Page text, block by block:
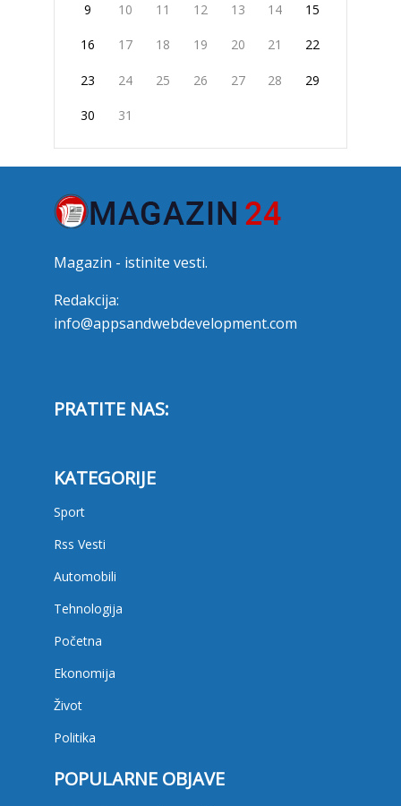
9 10 11 12 13 14 15
16 17 18 19 20 21 22
23 24 25 26 27 28 29
30 31
Magazin - istinite vesti.
Redakcija:
info@appsandwebdevelopment.com
PRATITE NAS:
KATEGORIJE
Sport
Rss Vesti
Automobili
Tehnologija
Početna
Ekonomija
Život
Politika
POPULARNE OBJAVE